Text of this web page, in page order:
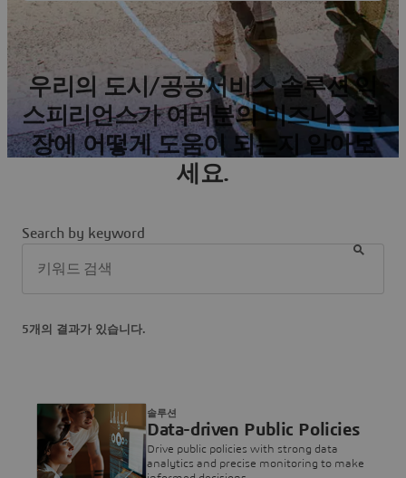
우리의 도시/공공서비스 솔루션 익
스피리언스가 여러분의 비즈니스 확
장에 어떻게 도움이 되는지 알아보
세요.
Search by keyword
5개의 결과가 있습니다.
Data-driven Public Policies
Drive public policies with strong data
analytics and precise monitoring to make
솔루션